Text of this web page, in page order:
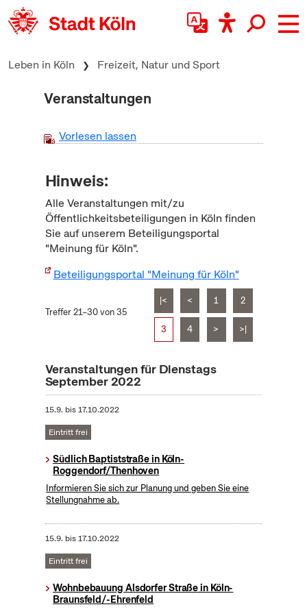
zum Inhalt springen
Leben in Köln Freizeit, Natur und Sport
Veranstaltungen
Vorlesen lassen
Hinweis:
Alle Veranstaltungen mit/zu
Öffentlichkeitsbeteiligungen in Köln finden
Sie auf unserem Beteiligungsportal
"Meinung für Köln".
Beteiligungsportal "Meinung für Köln"
Treffer 21–30 von 35
|< < 1 2
3 4 > >|
Veranstaltungen für Dienstags
September 2022
15.9. bis17.10.2022
Eintritt frei
Südlich Baptiststraße in Köln-
Roggendorf/Thenhoven
Informieren Sie sich zur Planung und geben Sie eine
Stellungnahme ab.
15.9. bis17.10.2022
Eintritt frei
Wohnbebauung Alsdorfer Straße in Köln-
Braunsfeld/-Ehrenfeld